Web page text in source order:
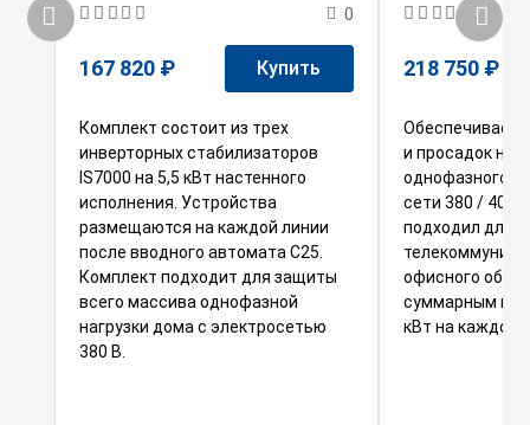
0
167 820 ₽ Купить
Комплект состоит из трех
инверторных стабилизаторов
IS7000 на 5,5 кВт настенного
исполнения. Устройства
размещаются на каждой линии
после вводного автомата С25.
Комплект подходит для защиты
всего массива однофазной
нагрузки дома с электросетью
380 В.
218 750 ₽
Обеспечивает
и просадок
однофазного
сети 380 / 400
подходил для
офисного
суммарным
кВт на каждой